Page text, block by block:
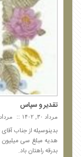
تقدیر و سپاس
مرداد ۳۰, ۱۴۰۲ مرداد ۳۰, ۱۴۰۲
بدینوسیله از جناب
هدیه مبلغ سی میلیون
بدرقه راهتان باد.